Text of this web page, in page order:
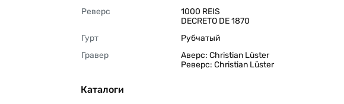
Реверс
1000 REIS
DECRETO DE 1870
Гурт
Рубчатый
Гравер
Аверс: Christian Lüster
Реверс: Christian Lüster
Каталоги